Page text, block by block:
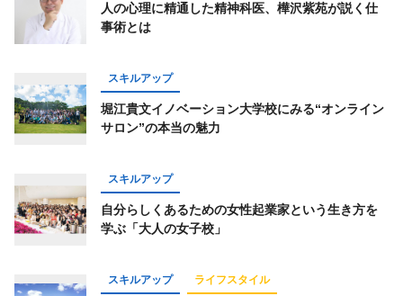
人の心理に精通した精神科医、樺沢紫苑が説く仕
事術とは
スキルアップ
堀江貴文イノベーション大学校にみる“オンライン
サロン”の本当の魅力
スキルアップ
自分らしくあるための女性起業家という生き方を
学ぶ「大人の女子校」
スキルアップ ライフスタイル